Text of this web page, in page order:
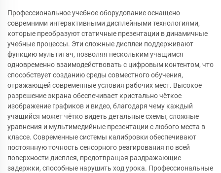
Профессиональное учебное оборудование оснащено
совремними интерактивными дисплейными технологиями,
которые преобразуют статичные презентации в динамичные
учебные процессы. Эти сложные дисплеи поддерживают
функцию мультитач, позволяя нескольким учащимся
одновременно взаимодействовать с цифровым контентом, что
способствует созданию среды совместного обучения,
отражающей современные условия рабочих мест. Высокое
разрешение экрана обеспечивает кристально чёткое
изображение графиков и видео, благодаря чему каждый
учащийся может чётко видеть детальные схемы, сложные
уравнения и мультимедийные презентации с любого места в
классе. Современные системы калибровки обеспечивают
постоянную точность сенсорного реагирования по всей
поверхности дисплея, предотвращая раздражающие
задержки, способные нарушить ход урока. Профессиональные